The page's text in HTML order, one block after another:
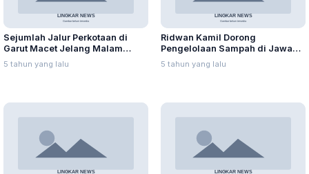
Sejumlah Jalur Perkotaan di
Garut Macet Jelang Malam
Takbiran
5 tahun yang lalu
Ridwan Kamil Dorong
Pengelolaan Sampah di Jawa
Barat Berbasis Digital
5 tahun yang lalu